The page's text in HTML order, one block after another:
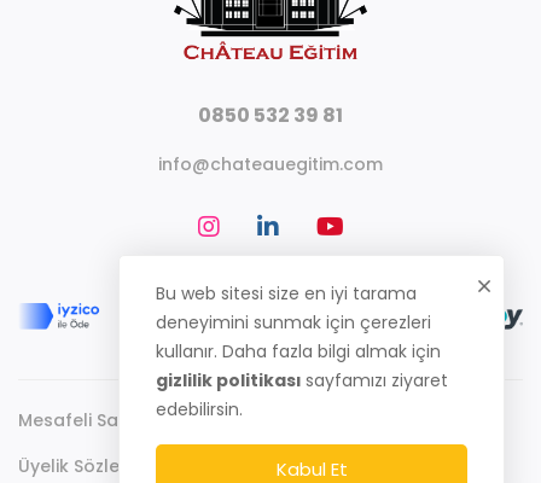
0850 532 39 81
info@chateauegitim.com
Mesafeli Satış Sözleşmesi
Üyelik Sözleşmesi
Bu web sitesi size en iyi tarama
deneyimini sunmak için çerezleri
kullanır. Daha fazla bilgi almak için
gizlilik politikası sayfamızı ziyaret
edebilirsin.
Kabul Et